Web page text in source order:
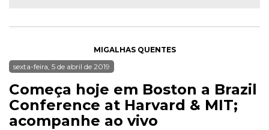
MIGALHAS QUENTES
sexta-feira, 5 de abril de 2019
Começa hoje em Boston a Brazil
Conference at Harvard & MIT;
acompanhe ao vivo